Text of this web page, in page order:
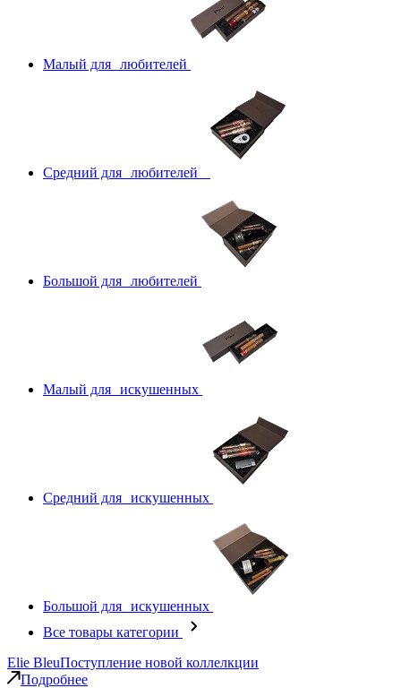
Малый для любителей
Средний для любителей
Большой для любителей
Малый для искушенных
Средний для искушенных
Большой для искушенных
Все товары категории
Elie BleuПоступление новой коллелкции
Подробнее